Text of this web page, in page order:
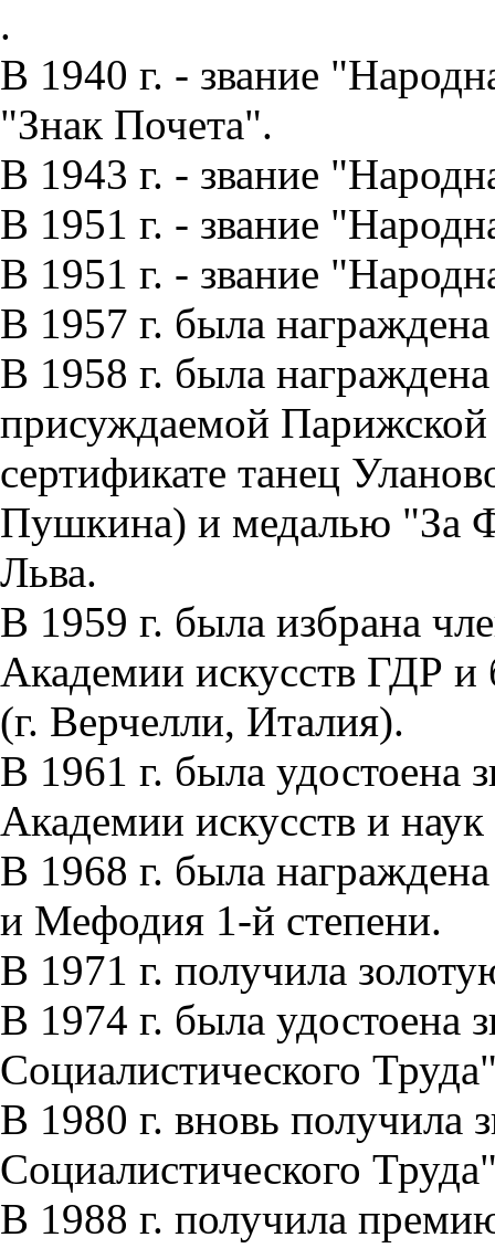
.
В 1940 г. - звание
"Знак Почета".
В 1943 г. - звание
В 1951 г. - звание
В 1951 г. - звание
В 1957 г. была
В 1958 г. была
присуждаемой
сертификате танец
Пушкина) и медалью "За
Льва.
В 1959 г. была избрана
Академии искусств ГДР и
(г. Верчелли, Италия).
В 1961 г. была удостоена
Академии искусств и
В 1968 г. была
и Мефодия 1-й степени.
В 1971 г. получила
В 1974 г. была удостоена
Социалистического
В 1980 г. вновь получила
Социалистического
В 1988 г. получила